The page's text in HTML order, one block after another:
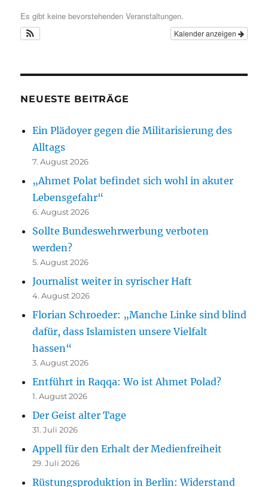
Es gibt keine bevorstehenden Veranstaltungen.
Kalender anzeigen
NEUESTE BEITRÄGE
Ein Plädoyer gegen die Militarisierung des
Alltags
7. August 2026
„Ahmet Polat befindet sich wohl in akuter
Lebensgefahr“
6. August 2026
Sollte Bundeswehrwerbung verboten
werden?
5. August 2026
Journalist weiter in syrischer Haft
4. August 2026
Florian Schroeder: „Manche Linke sind blind
dafür, dass Islamisten unsere Vielfalt
hassen“
3. August 2026
Entführt in Raqqa: Wo ist Ahmet Polad?
1. August 2026
Der Geist alter Tage
31. Juli 2026
Appell für den Erhalt der Medienfreiheit
29. Juli 2026
Rüstungsproduktion in Berlin: Widerstand